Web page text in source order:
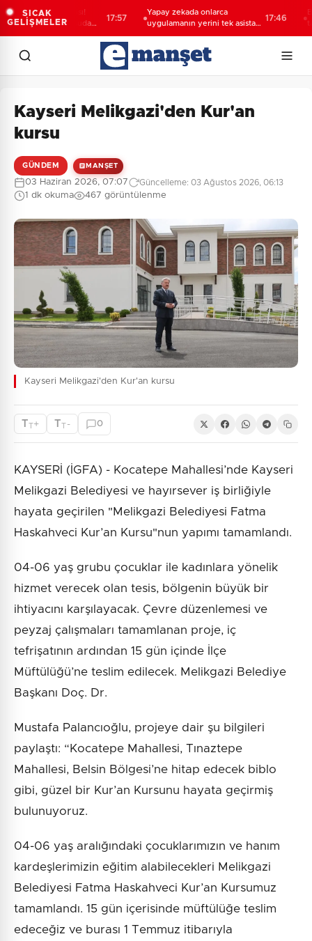
SICAK
GELİŞMELER
deniz uyarısı!
kötü kokulu suda
Yapay zekada onlarca
uygulamanın yerini tek asistan
17:46
Bakan
tarihi
Kayseri Melikgazi'den Kur'an
kursu
GÜNDEM MANŞET
03 Haziran 2026, 07:07 Güncelleme: 03 Ağustos 2026, 06:13
1 dk okuma 467 görüntülenme
Kayseri Melikgazi'den Kur'an kursu
TT+ TT - 0
KAYSERİ (İGFA) - Kocatepe Mahallesi’nde Kayseri
Melikgazi Belediyesi ve hayırsever iş birliğiyle
hayata geçirilen "Melikgazi Belediyesi Fatma
Haskahveci Kur’an Kursu"nun yapımı tamamlandı.
04-06 yaş grubu çocuklar ile kadınlara yönelik
hizmet verecek olan tesis, bölgenin büyük bir
ihtiyacını karşılayacak. Çevre düzenlemesi ve
peyzaj çalışmaları tamamlanan proje, iç
tefrişatının ardından 15 gün içinde İlçe
Müftülüğü’ne teslim edilecek. Melikgazi Belediye
Başkanı Doç. Dr.
Mustafa Palancıoğlu, projeye dair şu bilgileri
paylaştı: “Kocatepe Mahallesi, Tınaztepe
Mahallesi, Belsin Bölgesi’ne hitap edecek biblo
gibi, güzel bir Kur’an Kursunu hayata geçirmiş
bulunuyoruz.
04-06 yaş aralığındaki çocuklarımızın ve hanım
kardeşlerimizin eğitim alabilecekleri Melikgazi
Belediyesi Fatma Haskahveci Kur’an Kursumuz
tamamlandı. 15 gün içerisinde müftülüğe teslim
edeceğiz ve burası 1 Temmuz itibarıyla